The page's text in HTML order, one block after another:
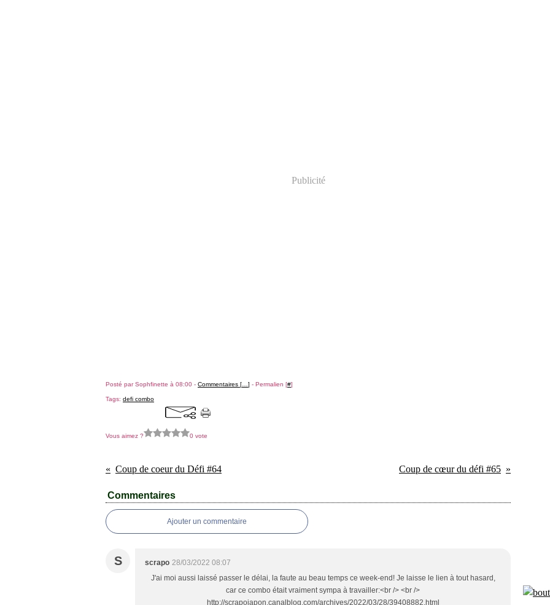
Publicité
Posté par Sophfinette à 08:00 - Commentaires [ ] - Permalien [#]
Tags: defi combo
Vous aimez ? 0 vote
Coup de coeur du Défi #64 Coup de cœur du défi #65
Commentaires
Ajouter un commentaire
S scrapo 28/03/2022 08:07
J'ai moi aussi laissé passer le délai, la faute au beau temps ce week-end! Je laisse le lien à tout hasard,
car ce combo était vraiment sympa à travailler:<br /> <br />
http://scrapojapon.canalblog.com/archives/2022/03/28/39408882.html